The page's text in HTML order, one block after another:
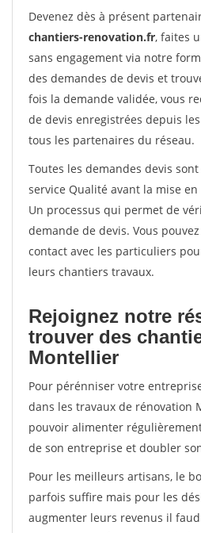
Devenez dès à présent
chantiers-renovation.fr, faites
sans engagement via notre
des demandes de devis et
fois la demande validée, vous
de devis enregistrées depuis
tous les partenaires du réseau.
Toutes les demandes devis
service Qualité avant la mise
Un processus qui permet de
demande de devis. Vous
contact avec les particuliers
leurs chantiers travaux.
Rejoignez notre
trouver des
Montellier
Pour pérénniser votre
dans les travaux de rénovation
pouvoir alimenter
de son entreprise et doubler
Pour les meilleurs artisans, le
parfois suffire mais pour les
augmenter leurs revenus il